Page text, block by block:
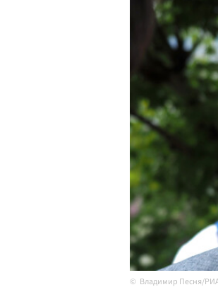
Владимир Песня/